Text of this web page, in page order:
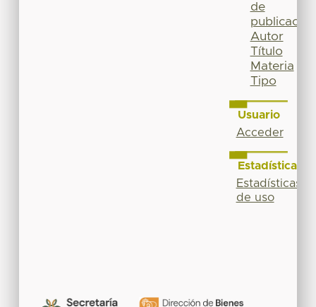
de
publicación
Autor
Título
Materia
Tipo
Usuario
Acceder
Estadísticas
Estadísticas
de uso